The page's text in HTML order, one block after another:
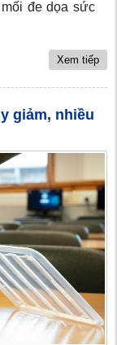
đe dọa sức
Xem tiếp
giảm, nhiều